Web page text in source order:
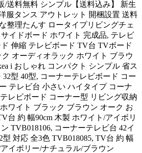
/送料無料 シンプル【送料込み】 新生
服タンス アウトレット 開梱設置 送料
整理たんす ロータイプリビングチェ
イドボード ホワイト 完成品, テレビ
伸縮 テレビボード TV台 TVボード
オーディオラック ホワイト ブラウ
i おしゃれ コンパクト シンプル 省ス
型 40型, コーナーテレビボード コー
テレビ台 小さい ハイタイプ コーナ
レビボード コーナー型 リビング収納
ワイト ブラック ブラウン オーク お
台 約 幅90cm 木製 ホワイト/アイボリ
TVB018106, コーナーテレビ台 42イ
型 対応 全3色 TVB018085, TV台 約 幅
イボリー/ナチュラル/ブラウン